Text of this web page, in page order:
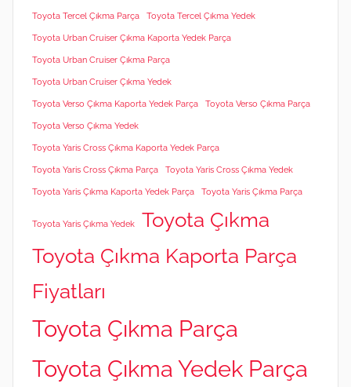
Toyota Tercel Çıkma Parça Toyota Tercel Çıkma Yedek
Toyota Urban Cruiser Çıkma Kaporta Yedek Parça
Toyota Urban Cruiser Çıkma Parça
Toyota Urban Cruiser Çıkma Yedek
Toyota Verso Çıkma Kaporta Yedek Parça Toyota Verso Çıkma Parça
Toyota Verso Çıkma Yedek
Toyota Yaris Cross Çıkma Kaporta Yedek Parça
Toyota Yaris Cross Çıkma Parça Toyota Yaris Cross Çıkma Yedek
Toyota Yaris Çıkma Kaporta Yedek Parça Toyota Yaris Çıkma Parça
Toyota Yaris Çıkma Yedek
Toyota Çıkma
Toyota Çıkma Kaporta Parça
Fiyatları
Toyota Çıkma Parça
Toyota Çıkma Yedek Parça